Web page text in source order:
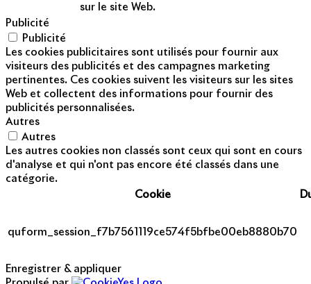
sur le site Web.
Publicité
Publicité
Les cookies publicitaires sont utilisés pour fournir aux
visiteurs des publicités et des campagnes marketing
pertinentes. Ces cookies suivent les visiteurs sur les sites
Web et collectent des informations pour fournir des
publicités personnalisées.
Autres
Autres
Les autres cookies non classés sont ceux qui sont en cours
d'analyse et qui n'ont pas encore été classés dans une
catégorie.
Cookie
quform_session_f7b7561119ce574f5bfbe00eb8880b70
Enregistrer & appliquer